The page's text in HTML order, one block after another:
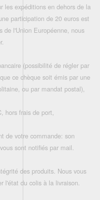
les expéditions en dehors de la
participation de 20 euros est
de l'Union Européenne, nous
(possibilité de régler par
ce chèque soit émis par une
ou par mandat postal),
hors frais de port,
de votre commande: son
sont notifiés par mail.
des produits. Nous vous
l'état du colis à la livraison.